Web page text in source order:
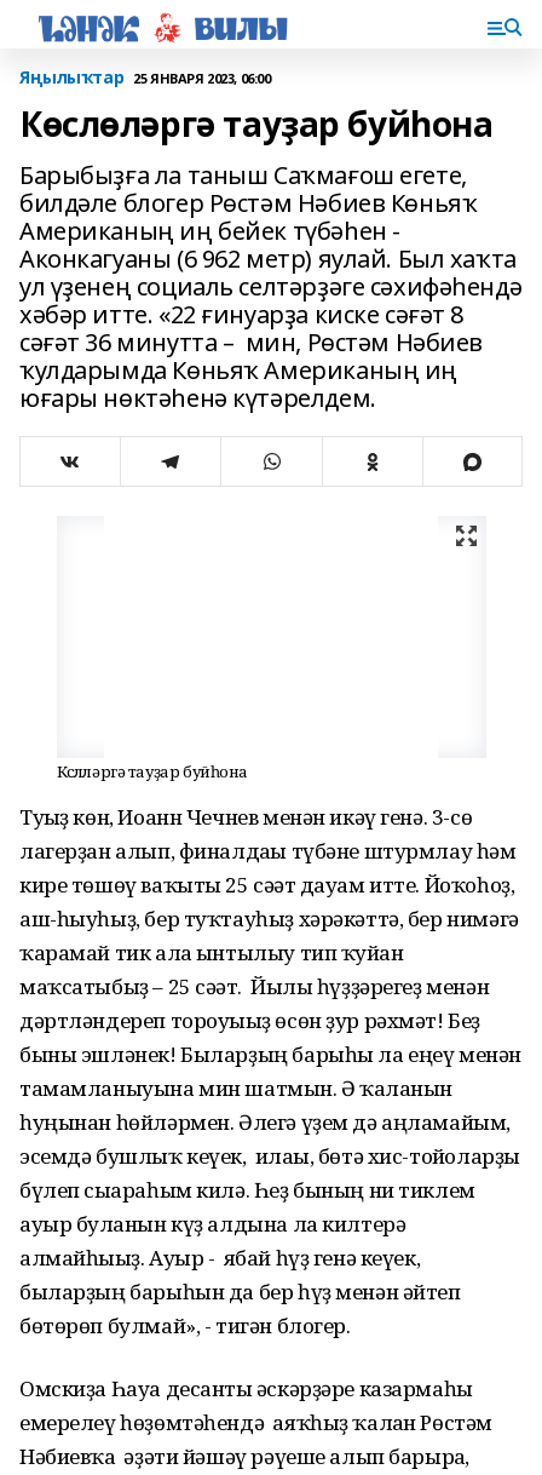
Яңылыҡтар 25 ЯНВАРЯ 2023, 06:00
Көслөләргә тауҙар буйһона
Барыбыҙға ла таныш Саҡмағош егете,
билдәле блогер Рөстәм Нәбиев Көньяҡ
Американың иң бейек түбәһен -
Аконкагуаны (6 962 метр) яулай. Был хаҡта
ул үҙенең социаль селтәрҙәге сәхифәһендә
хәбәр итте. «22 ғинуарҙа киске сәғәт 8
сәғәт 36 минутта – мин, Рөстәм Нәбиев
ҡулдарымда Көньяҡ Американың иң
юғары нөктәһенә күтәрелдем.
Көслөләргә тауҙар буйһона
Туғыҙ көн, Иоанн Чечнев менән икәү генә. 3-сө
лагерҙан алып, финалдағы түбәне штурмлау һәм
кире төшөү ваҡыты 25 сәғәт дауам итте. Йоҡоһоҙ,
аш-һыуһыҙ, бер туҡтауһыҙ хәрәкәттә, бер нимәгә
ҡарамай тик алға ынтылыу тип ҡуйған
маҡсатыбыҙ – 25 сәғәт. Йылы һүҙҙәрегеҙ менән
дәртләндереп тороуығыҙ өсөн ҙур рәхмәт! Беҙ
быны эшләнек! Быларҙың барыһы ла еңеү менән
тамамланыуына мин шатмын. Ә ҡалғанын
һуңынан һөйләрмен. Әлегә үҙем дә аңламайым,
эсемдә бушлыҡ кеүек, илағы, бөтә хис-тойғоларҙы
бүлеп сығараһым килә. Һеҙ бының ни тиклем
ауыр булғанын күҙ алдына ла килтерә
алмайһығыҙ. Ауыр - ябай һүҙ генә кеүек,
быларҙың барыһын да бер һүҙ менән әйтеп
бөтөрөп булмай», - тигән блогер.
Омскиҙа Һауа десанты ғәскәрҙәре казармаһы
емерелеү һөҙөмтәһендә аяҡһыҙ ҡалған Рөстәм
Нәбиевҡа ғәҙәти йәшәү рәүеше алып барырға,